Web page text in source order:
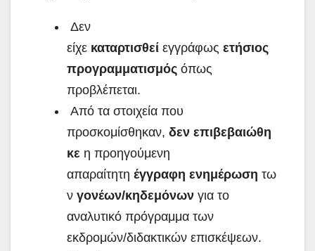
Δεν
είχε καταρτισθεί εγγράφως ετήσιος
προγραμματισμός όπως
προβλέπεται.
Από τα στοιχεία που
προσκομίσθηκαν, δεν επιβεβαιώθη
κε η προηγούμενη
απαραίτητη έγγραφη ενημέρωση τω
ν γονέων/κηδεμόνων για το
αναλυτικό πρόγραμμα των
εκδρομών/διδακτικών επισκέψεων.